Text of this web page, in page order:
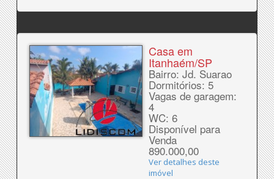
Casa em
Itanhaém/SP
Bairro: Jd. Suarao
Dormitórios: 5
Vagas de garagem:
4
WC: 6
Disponível para
Venda
890.000,00
Ver detalhes deste
imóvel